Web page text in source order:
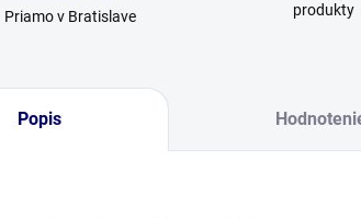
Priamo v Bratislave
produkty
Popis